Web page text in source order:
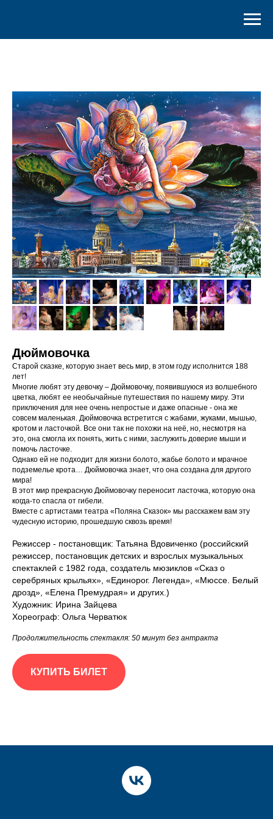
Дюймовочка
Старой сказке, которую знает весь мир, в этом году исполнится 188
лет!
Многие любят эту девочку – Дюймовочку, появившуюся из волшебного
цветка, любят ее необычайные путешествия по нашему миру. Эти
приключения для нее очень непростые и даже опасные - она же
совсем маленькая. Дюймовочка встретится с жабами, жуками, мышью,
кротом и ласточкой. Все они так не похожи на неё, но, несмотря на
это, она смогла их понять, жить с ними, заслужить доверие мыши и
помочь ласточке.
Однако ей не подходит для жизни болото, жабье болото и мрачное
подземелье крота… Дюймовочка знает, что она создана для другого
мира!
В этот мир прекрасную Дюймовочку переносит ласточка, которую она
когда-то спасла от гибели.
Вместе с артистами театра «Поляна Сказок» мы расскажем вам эту
чудесную историю, прошедшую сквозь время!
Режиссер - постановщик: Татьяна Вдовиченко (российский
режиссер, постановщик детских и взрослых музыкальных
спектаклей с 1982 года, создатель мюзиклов «Сказ о
серебряных крыльях», «Единорог. Легенда», «Мюссе. Белый
дрозд», «Елена Премудрая» и других.)
Художник: Ирина Зайцева
Хореограф: Ольга Черватюк
Продолжительность спектакля: 50 минут без антракта
КУПИТЬ БИЛЕТ